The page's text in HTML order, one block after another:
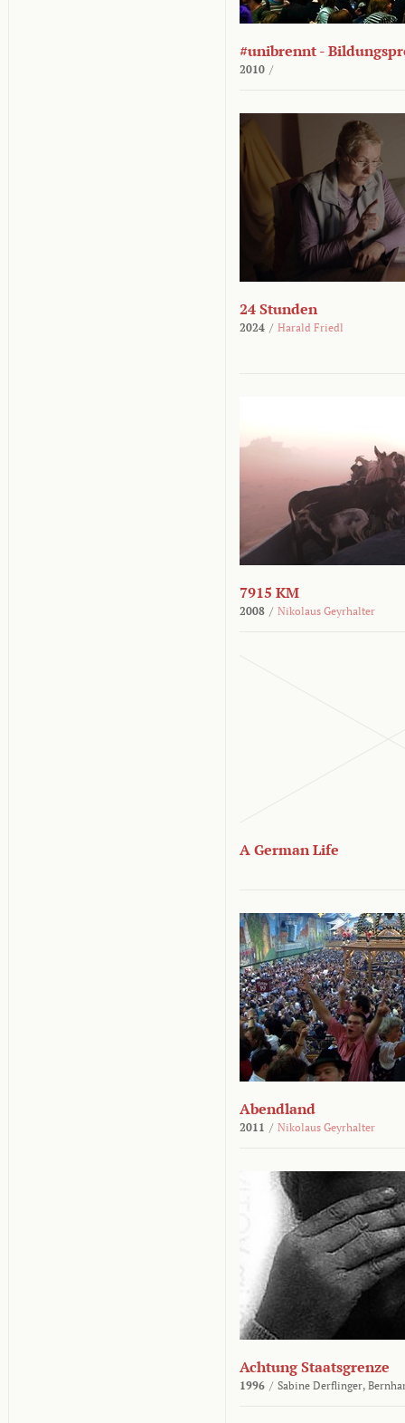
#unibrennt -
2010 /
24 Stunden
2024 / Harald Friedl
7915 KM
2008 / Nikolaus Geyrhalter
A German Life
Abendland
2011 / Nikolaus Geyrhalter
Achtung Staatsgrenze
1996 / Sabine Derflinger,